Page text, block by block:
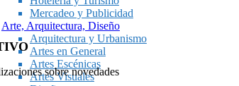
Mercadeo y Publicidad
Arte, Arquitectura, Diseño
Arquitectura y Urbanismo
Artes en General
Artes Escénicas
Artes Visuales
sobre novedades